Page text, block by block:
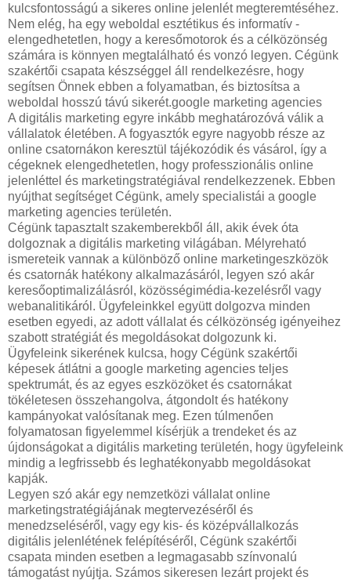
kulcsfontosságú a sikeres online jelenlét megteremtéséhez.
Nem elég, ha egy weboldal esztétikus és informatív -
elengedhetetlen, hogy a keresőmotorok és a célközönség
számára is könnyen megtalálható és vonzó legyen. Cégünk
szakértői csapata készséggel áll rendelkezésre, hogy
segítsen Önnek ebben a folyamatban, és biztosítsa a
weboldal hosszú távú sikerét.google marketing agencies
A digitális marketing egyre inkább meghatározóvá válik a
vállalatok életében. A fogyasztók egyre nagyobb része az
online csatornákon keresztül tájékozódik és vásárol, így a
cégeknek elengedhetetlen, hogy professzionális online
jelenléttel és marketingstratégiával rendelkezzenek. Ebben
nyújthat segítséget Cégünk, amely specialistái a google
marketing agencies területén.
Cégünk tapasztalt szakemberekből áll, akik évek óta
dolgoznak a digitális marketing világában. Mélyreható
ismereteik vannak a különböző online marketingeszközök
és csatornák hatékony alkalmazásáról, legyen szó akár
keresőoptimalizálásról, közösségimédia-kezelésről vagy
webanalitikáról. Ügyfeleinkkel együtt dolgozva minden
esetben egyedi, az adott vállalat és célközönség igényeihez
szabott stratégiát és megoldásokat dolgozunk ki.
Ügyfeleink sikerének kulcsa, hogy Cégünk szakértői
képesek átlátni a google marketing agencies teljes
spektrumát, és az egyes eszközöket és csatornákat
tökéletesen összehangolva, átgondolt és hatékony
kampányokat valósítanak meg. Ezen túlmenően
folyamatosan figyelemmel kísérjük a trendeket és az
újdonságokat a digitális marketing területén, hogy ügyfeleink
mindig a legfrissebb és leghatékonyabb megoldásokat
kapják.
Legyen szó akár egy nemzetközi vállalat online
marketingstratégiájának megtervezéséről és
menedzseléséről, vagy egy kis- és középvállalkozás
digitális jelenlétének felépítéséről, Cégünk szakértői
csapata minden esetben a legmagasabb színvonalú
támogatást nyújtja. Számos sikeresen lezárt projekt és